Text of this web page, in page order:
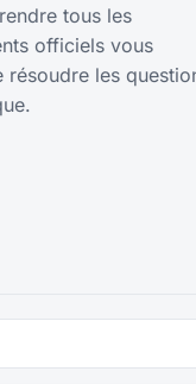
tous les
officiels vous
les